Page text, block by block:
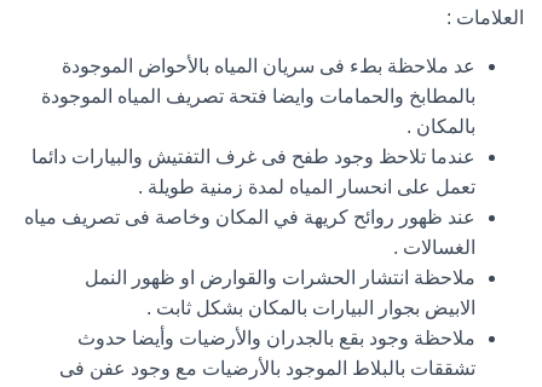
العلامات :
عد ملاحظة بطء فى سريان المياه بالأحواض الموجودة
بالمطابخ والحمامات وايضا فتحة تصريف المياه الموجودة
بالمكان .
عندما تلاحظ وجود طفح فى غرف التفتيش والبيارات دائما
تعمل على انحسار المياه لمدة زمنية طويلة .
عند ظهور روائح كريهة في المكان وخاصة فى تصريف مياه
الغسالات .
ملاحظة انتشار الحشرات والقوارض او ظهور النمل
الابيض بجوار البيارات بالمكان بشكل ثابت .
ملاحظة وجود بقع بالجدران والأرضيات وأيضا حدوث
تشققات بالبلاط الموجود بالأرضيات مع وجود عفن فى